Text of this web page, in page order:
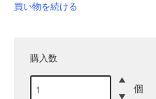
買い物を続ける
購入数
個